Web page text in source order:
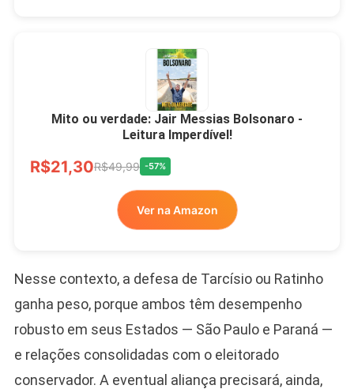
Mito ou verdade: Jair Messias Bolsonaro -
Leitura Imperdível!
R$21,30R$49,99 -57%
Ver na Amazon
Nesse contexto, a defesa de Tarcísio ou Ratinho
ganha peso, porque ambos têm desempenho
robusto em seus Estados — São Paulo e Paraná —
e relações consolidadas com o eleitorado
conservador. A eventual aliança precisará, ainda,